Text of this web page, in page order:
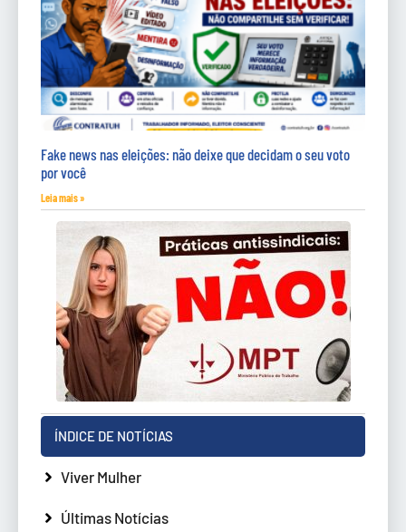
Fake news nas eleições: não deixe que decidam o seu voto
por você
Leia mais »
ÍNDICE DE NOTÍCIAS
Viver Mulher
Últimas Notícias